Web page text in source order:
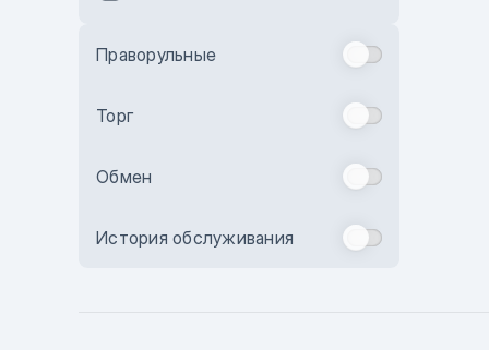
Бежевый
Комбинированный
Праворульные
Торг
Обмен
История обслуживания